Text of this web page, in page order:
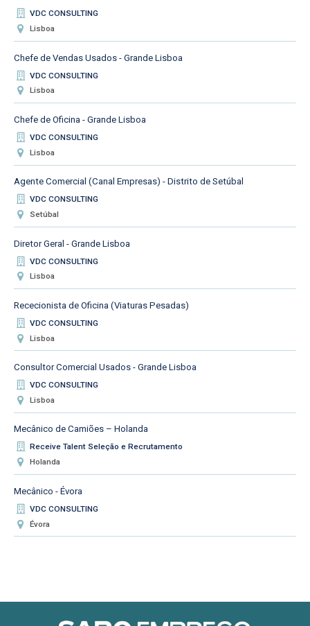
VDC CONSULTING
Lisboa
Chefe de Vendas Usados - Grande Lisboa
VDC CONSULTING
Lisboa
Chefe de Oficina - Grande Lisboa
VDC CONSULTING
Lisboa
Agente Comercial (Canal Empresas) - Distrito de Setúbal
VDC CONSULTING
Setúbal
Diretor Geral - Grande Lisboa
VDC CONSULTING
Lisboa
Rececionista de Oficina (Viaturas Pesadas)
VDC CONSULTING
Lisboa
Consultor Comercial Usados - Grande Lisboa
VDC CONSULTING
Lisboa
Mecânico de Camiões – Holanda
Receive Talent Seleção e Recrutamento
Holanda
Mecânico - Évora
VDC CONSULTING
Évora